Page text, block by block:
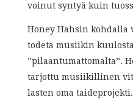
voinut syntyä kuin
Honey Hahsin kohdalla
todeta musiikin
”pilaantumattomalta”.
tarjottu musiikillinen
lasten oma taideprojekti.